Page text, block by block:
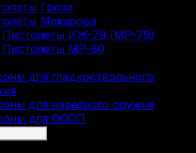
Гроза
Макарова
Пистолеты ИЖ-79 (МР-79)
Пистолеты МР-80
для гладкоствольного
для нарезного оружия
для ОООП